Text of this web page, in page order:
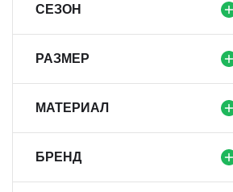
СЕЗОН
РАЗМЕР
МАТЕРИАЛ
БРЕНД